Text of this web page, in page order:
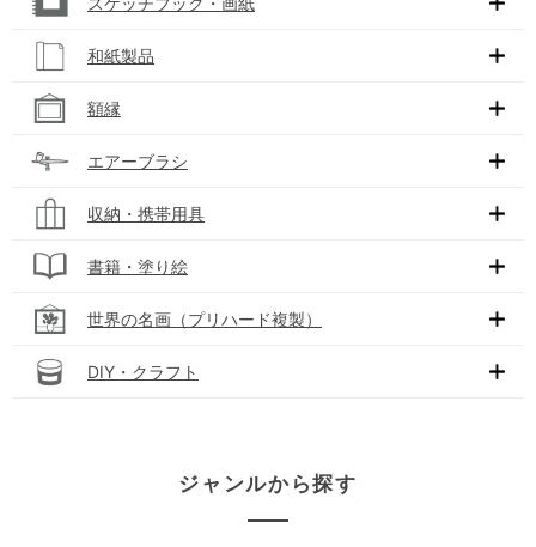
和紙製品
額縁
エアーブラシ
収納・携帯用具
書籍・塗り絵
世界の名画（プリハード複製）
DIY・クラフト
ジャンルから探す